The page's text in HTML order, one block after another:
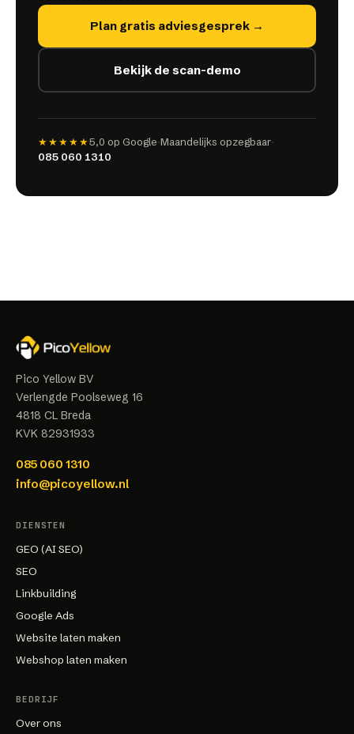
Plan gratis adviesgesprek →
Bekijk de scan-demo
★★★★★5,0 op Google·Maandelijks opzegbaar·
085 060 1310
Pico Yellow BV
Verlengde Poolseweg 16
4818 CL Breda
KVK 82931933
085 060 1310
info@picoyellow.nl
DIENSTEN
GEO (AI SEO)
SEO
Linkbuilding
Google Ads
Website laten maken
Webshop laten maken
BEDRIJF
Over ons